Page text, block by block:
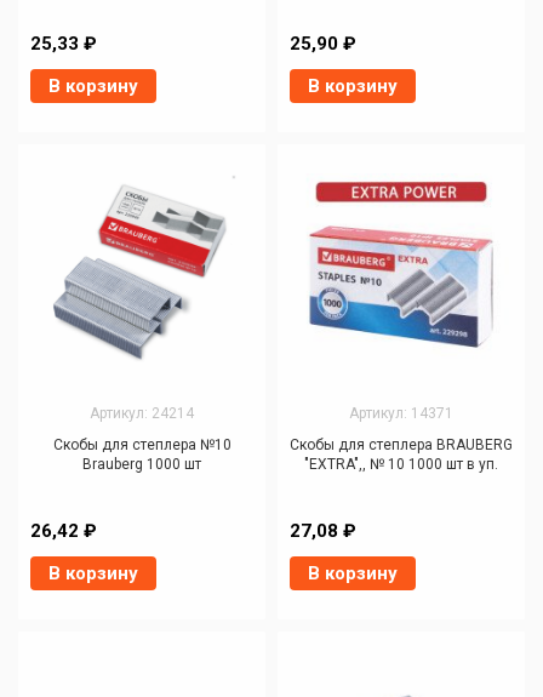
25,33 ₽
В корзину
25,90 ₽
В корзину
Артикул: 24214
Скобы для степлера №10
Brauberg 1000 шт
26,42 ₽
В корзину
Артикул: 14371
Скобы для степлера BRAUBERG
"EXTRA",, № 10 1000 шт в уп.
27,08 ₽
В корзину